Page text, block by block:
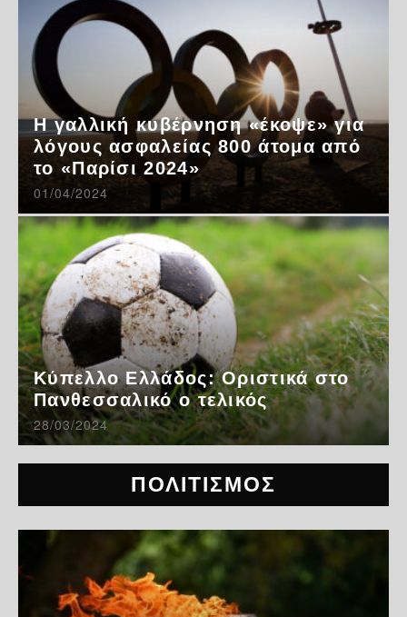
Η γαλλική κυβέρνηση «έκοψε» για
λόγους ασφαλείας 800 άτομα από
το «Παρίσι 2024»
01/04/2024
Κύπελλο Ελλάδος: Οριστικά στο
Πανθεσσαλικό ο τελικός
28/03/2024
ΠΟΛΙΤΙΣΜΟΣ